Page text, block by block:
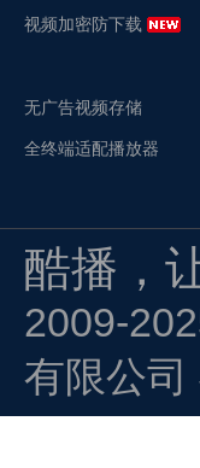
视频加密防下载
无广告视频存储
全终端适配播放器
酷播，
2009-
有限公司